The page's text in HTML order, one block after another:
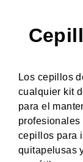
Los cepillos
cualquier kit
para el
cepillos para
quitapelusas